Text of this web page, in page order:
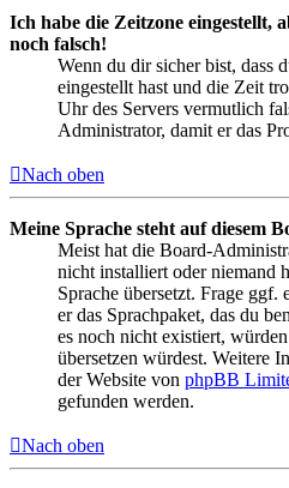
Ich habe die Zeitzone eingestellt,
noch falsch!
Wenn du dir sicher bist, dass
eingestellt hast und die Zeit
Uhr des Servers vermutlich
Administrator, damit er das
Nach oben
Meine Sprache steht auf diesem
Meist hat die Board-
nicht installiert oder niemand
Sprache übersetzt. Frage
er das Sprachpaket, das du
es noch nicht existiert,
übersetzen würdest. Weitere
der Website von phpBB
gefunden werden.
Nach oben